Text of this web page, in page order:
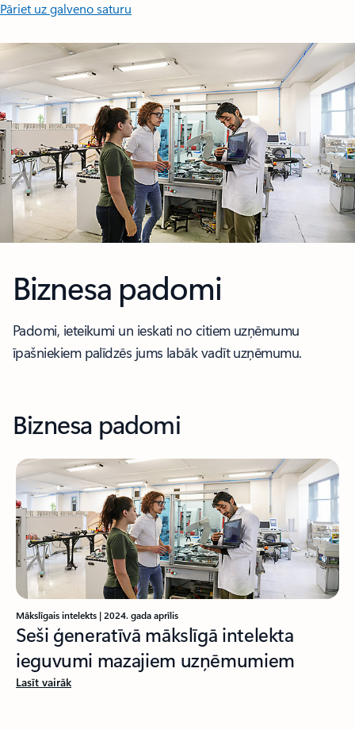
Pāriet uz galveno saturu
Biznesa padomi
Padomi, ieteikumi un ieskati no citiem uzņēmumu
īpašniekiem palīdzēs jums labāk vadīt uzņēmumu.
Biznesa padomi
Mākslīgais intelekts | 2024. gada aprīlis
Seši ģeneratīvā mākslīgā intelekta
ieguvumi mazajiem uzņēmumiem
Lasīt vairāk